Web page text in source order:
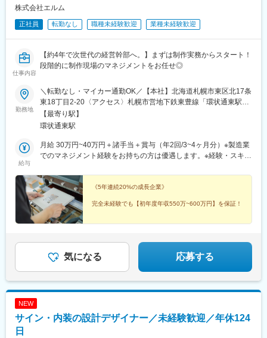
株式会社エルム
正社員 転勤なし 職種未経験歓迎 業種未経験歓迎
仕事内容
【約4年で次世代の経営幹部へ。】まずは制作実務からスタート！
段階的に制作現場のマネジメントをお任せ◎
勤務地
＼転勤なし・マイカー通勤OK／【本社】北海道札幌市東区北17条
東18丁目2-20〈アクセス〉札幌市営地下鉄東豊線「環状通東駅」
徒歩8分
【最寄り駅】
環状通東駅
給与
月給 30万円~40万円＋諸手当＋賞与（年2回/3~4ヶ月分）※製造業
でのマネジメント経験をお持ちの方は優遇します。※経験・スキル
残業手当を支給いたします。※試用期間：3ヶ月（同条件）【想定
年収】550万円~600万円＼キャリアアップに応じて昇給のチャン
スあり／■マネジメント職：年収700万円~800万円■経営幹部：年
収1,000万円~「若いうちから稼ぎたい」というあなたの意欲を、
当社は全力で受け止めます！
《5年連続20%の成長企業》
完全未経験でも【初年度年収550万~600万円】を保証！
新社長の右腕として、将来は【年収1,000万円】の幹部
へ！
気になる 応募する
NEW
サイン・内装の設計デザイナー／未経験歓迎／年休124
日